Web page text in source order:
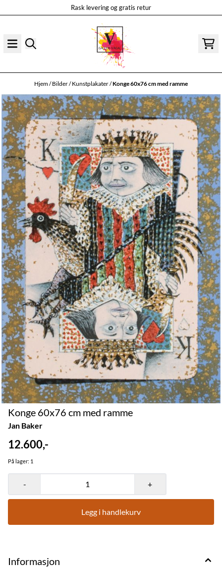
Rask levering og gratis retur
Hjem/Bilder/Kunstplakater/Konge 60x76 cm med ramme
Konge 60x76 cm med ramme
Jan Baker
12.600,-
På lager: 1
- +
Legg i handlekurv
Informasjon